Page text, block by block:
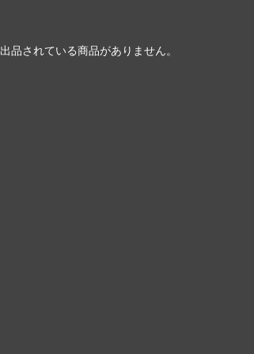
出品されている商品がありません。